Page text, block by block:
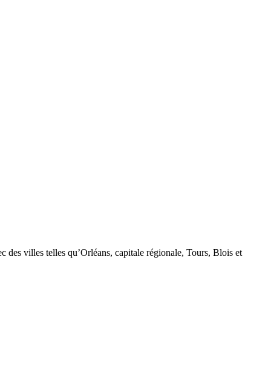
des villes telles qu’Orléans, capitale régionale, Tours, Blois et